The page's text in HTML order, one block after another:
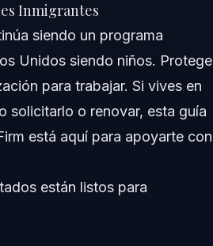
Inmigrantes
siendo un programa
Unidos siendo niños. Protege
para trabajar. Si vives en
solicitarlo o renovar, esta guía
está aquí para apoyarte con
están listos para